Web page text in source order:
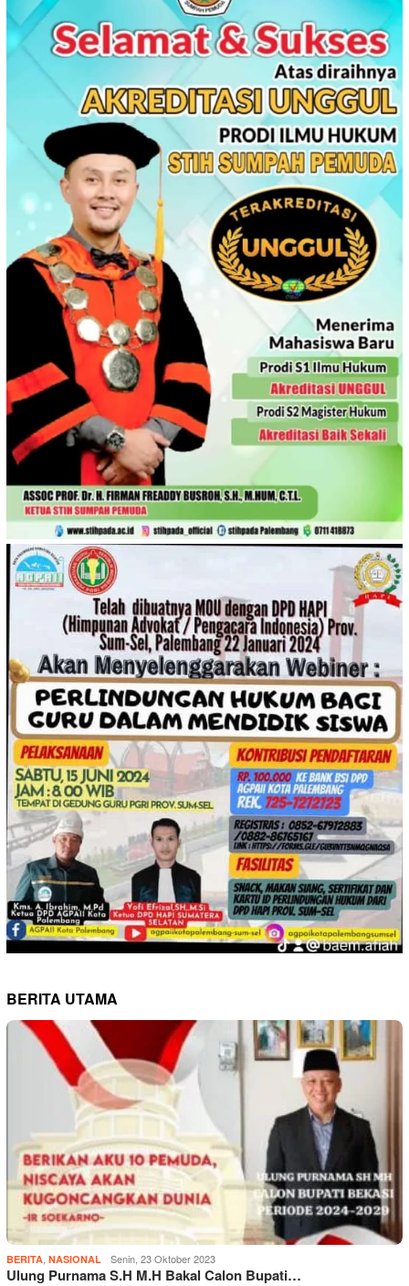
BERITA UTAMA
BERITA NASIONAL Senin, 23 Oktober 2023
Ulung Purnama S.H M.H Bakal Calon Bupati…